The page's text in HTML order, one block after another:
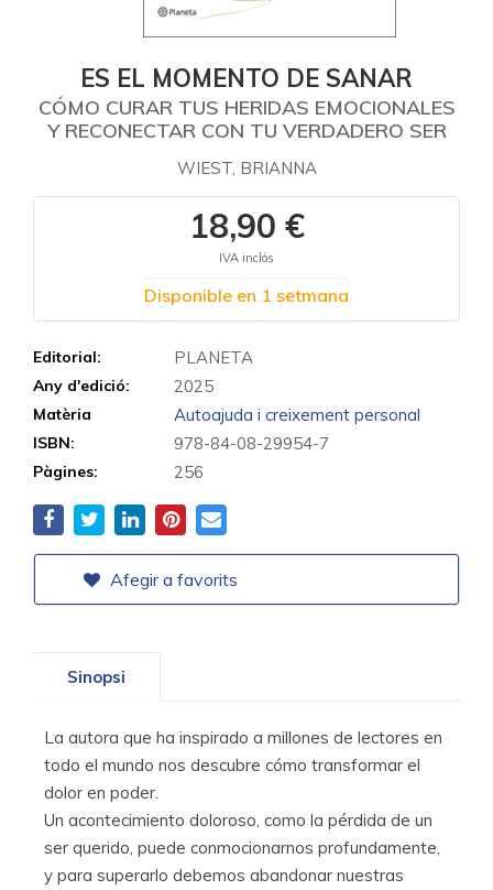
ES EL MOMENTO DE SANAR
CÓMO CURAR TUS HERIDAS EMOCIONALES
Y RECONECTAR CON TU VERDADERO SER
WIEST, BRIANNA
18,90 €
IVA inclós
Disponible en 1 setmana
Editorial: PLANETA
Any d'edició: 2025
Matèria Autoajuda i creixement personal
ISBN: 978-84-08-29954-7
Pàgines: 256
Afegir a favorits
Sinopsi
La autora que ha inspirado a millones de lectores en
todo el mundo nos descubre cómo transformar el
dolor en poder.
Un acontecimiento doloroso, como la pérdida de un
ser querido, puede conmocionarnos profundamente,
y para superarlo debemos abandonar nuestras